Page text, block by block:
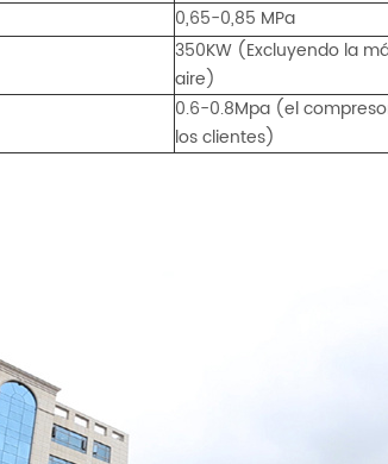
0,65-0,85 MPa
350KW (Excluyendo la
aire)
0.6-0.8Mpa (el
los clientes)